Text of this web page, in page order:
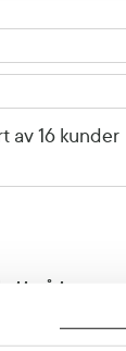
av 16 kunder
å ta